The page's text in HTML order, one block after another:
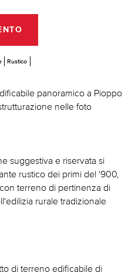
Rustico
panoramico a Pioppo
nelle foto
suggestiva e riservata si
rustico dei primi del '900,
terreno di pertinenza di
rurale tradizionale
di terreno edificabile di